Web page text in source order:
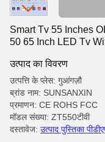
Smart Tv 55 Inches
50 65 Inch LED Tv
उत्पाद का विवरण
उत्पत्ति के प्लेस: गुआंगज़ौ
ब्रांड नाम: SUNSANXIN
प्रमाणन: CE ROHS FCC
मॉडल संख्या: ZT550टीवी
दस्तावेज: उत्पाद पुस्तिका